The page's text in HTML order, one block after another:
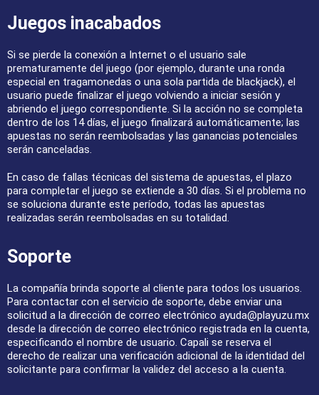
Juegos inacabados
Si se pierde la conexión a Internet o el usuario sale
prematuramente del juego (por ejemplo, durante una ronda
especial en tragamonedas o una sola partida de blackjack), el
usuario puede finalizar el juego volviendo a iniciar sesión y
abriendo el juego correspondiente. Si la acción no se completa
dentro de los 14 días, el juego finalizará automáticamente; las
apuestas no serán reembolsadas y las ganancias potenciales
serán canceladas.
En caso de fallas técnicas del sistema de apuestas, el plazo
para completar el juego se extiende a 30 días. Si el problema no
se soluciona durante este período, todas las apuestas
realizadas serán reembolsadas en su totalidad.
Soporte
La compañía brinda soporte al cliente para todos los usuarios.
Para contactar con el servicio de soporte, debe enviar una
solicitud a la dirección de correo electrónico ayuda@playuzu.mx
desde la dirección de correo electrónico registrada en la cuenta,
especificando el nombre de usuario. Capali se reserva el
derecho de realizar una verificación adicional de la identidad del
solicitante para confirmar la validez del acceso a la cuenta.